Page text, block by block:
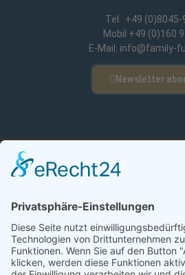
Tel. +49 (0)8045-
Mobil +49 (0)160
E-Mail: info@family-
Newsletter
Impressum
Eine Webseite von
Newsletter